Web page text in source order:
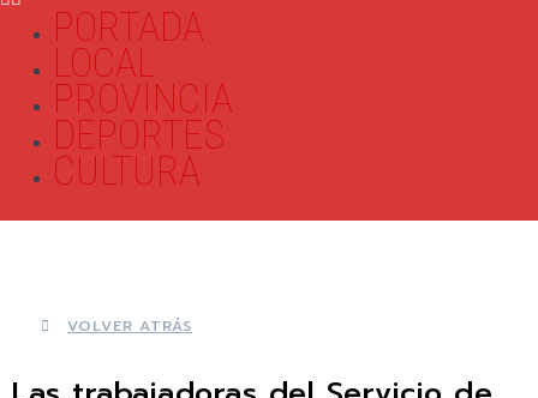
PORTADA
LOCAL
PROVINCIA
DEPORTES
CULTURA
VOLVER ATRÁS